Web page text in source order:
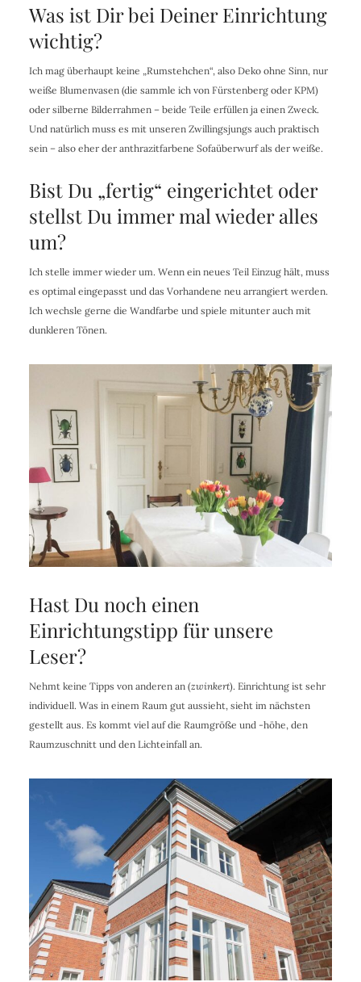
Was ist Dir bei Deiner Einrichtung
wichtig?
Ich mag überhaupt keine „Rumstehchen“, also Deko ohne Sinn, nur
weiße Blumenvasen (die sammle ich von Fürstenberg oder KPM)
oder silberne Bilderrahmen – beide Teile erfüllen ja einen Zweck.
Und natürlich muss es mit unseren Zwillingsjungs auch praktisch
sein – also eher der anthrazitfarbene Sofaüberwurf als der weiße.
Bist Du „fertig“ eingerichtet oder
stellst Du immer mal wieder alles
um?
Ich stelle immer wieder um. Wenn ein neues Teil Einzug hält, muss
es optimal eingepasst und das Vorhandene neu arrangiert werden.
Ich wechsle gerne die Wandfarbe und spiele mitunter auch mit
dunkleren Tönen.
Hast Du noch einen
Einrichtungstipp für unsere
Leser?
Nehmt keine Tipps von anderen an (zwinkert). Einrichtung ist sehr
individuell. Was in einem Raum gut aussieht, sieht im nächsten
gestellt aus. Es kommt viel auf die Raumgröße und -höhe, den
Raumzuschnitt und den Lichteinfall an.